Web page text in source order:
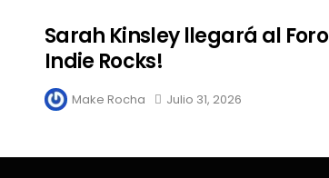
Sarah Kinsley llegará al Foro
Indie Rocks!
Make Rocha Julio 31, 2026